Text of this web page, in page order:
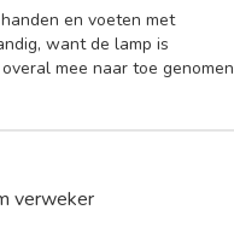
en voeten met
want de lamp is
mee naar toe genomen
verweker